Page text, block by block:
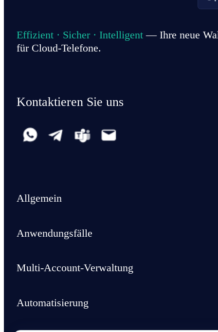
Effizient · Sicher · Intelligent— Ihre neue
für Cloud-Telefone.
Kontaktieren Sie uns
Allgemein
Anwendungsfälle
Multi-Account-Verwaltung
Automatisierung